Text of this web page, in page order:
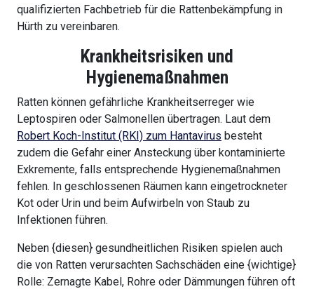
qualifizierten Fachbetrieb für die Rattenbekämpfung in
Hürth zu vereinbaren.
Krankheitsrisiken und
Hygienemaßnahmen
Ratten können gefährliche Krankheitserreger wie
Leptospiren oder Salmonellen übertragen. Laut dem
Robert Koch-Institut (RKI) zum Hantavirus besteht
zudem die Gefahr einer Ansteckung über kontaminierte
Exkremente, falls entsprechende Hygienemaßnahmen
fehlen. In geschlossenen Räumen kann eingetrockneter
Kot oder Urin und beim Aufwirbeln von Staub zu
Infektionen führen.
Neben {diesen} gesundheitlichen Risiken spielen auch
die von Ratten verursachten Sachschäden eine {wichtige}
Rolle: Zernagte Kabel, Rohre oder Dämmungen führen oft